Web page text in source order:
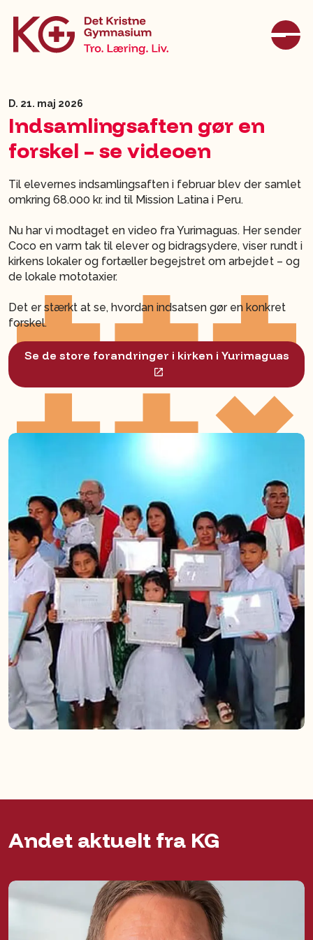
D. 21. maj 2026
Indsamlingsaften gør en
forskel – se videoen
Til elevernes indsamlingsaften i februar blev der samlet
omkring 68.000 kr. ind til Mission Latina i Peru.
Nu har vi modtaget en video fra Yurimaguas. Her sender
Coco en varm tak til elever og bidragsydere, viser rundt i
kirkens lokaler og fortæller begejstret om arbejdet – og
de lokale mototaxier.
Det er stærkt at se, hvordan indsatsen gør en konkret
forskel.
Se de store forandringer i kirken i Yurimaguas
Andet aktuelt fra KG